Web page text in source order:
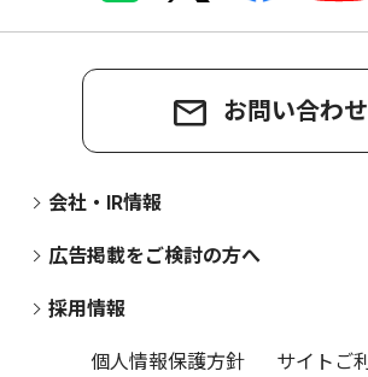
お問い合わせ
会社・IR情報
広告掲載をご検討の方へ
採用情報
個人情報保護方針
サイトご